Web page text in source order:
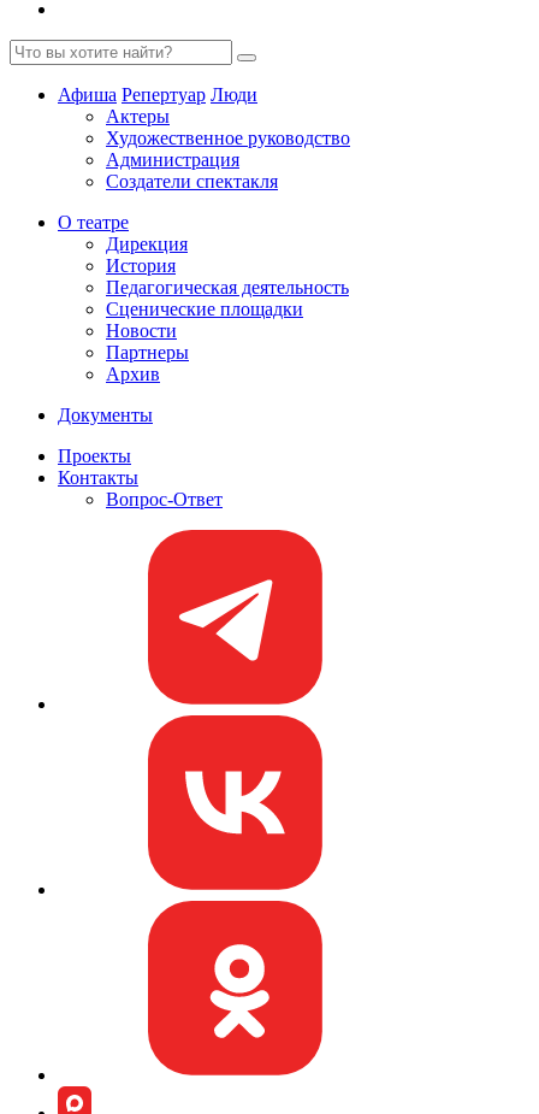
Афиша Репертуар Люди
Актеры
Художественное руководство
Администрация
Создатели спектакля
О театре
Дирекция
История
Педагогическая деятельность
Сценические площадки
Новости
Партнеры
Архив
Документы
Проекты
Контакты
Вопрос-Ответ